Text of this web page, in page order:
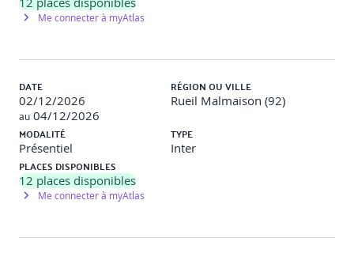
Délai de 10 jours ouvrés avant une nouvelle tentative
Jour 1
Introduction
Présentation des enjeux et objectifs d’apprentissage
Tour de table : recueil des profils et attentes
Présentation du déroulé pédagogique détaillé
Modalités de certification, déroulement de l’examen,
traitement administratif
Me connecter à myAtlas
DATE
02/12/2026
au 04/12/2026
RÉGION OU VILLE
Rueil Malmaison (92)
MODALITÉ
Présentiel
TYPE
Inter
PLACES DISPONIBLES
12 places disponibles
Me connecter à myAtlas